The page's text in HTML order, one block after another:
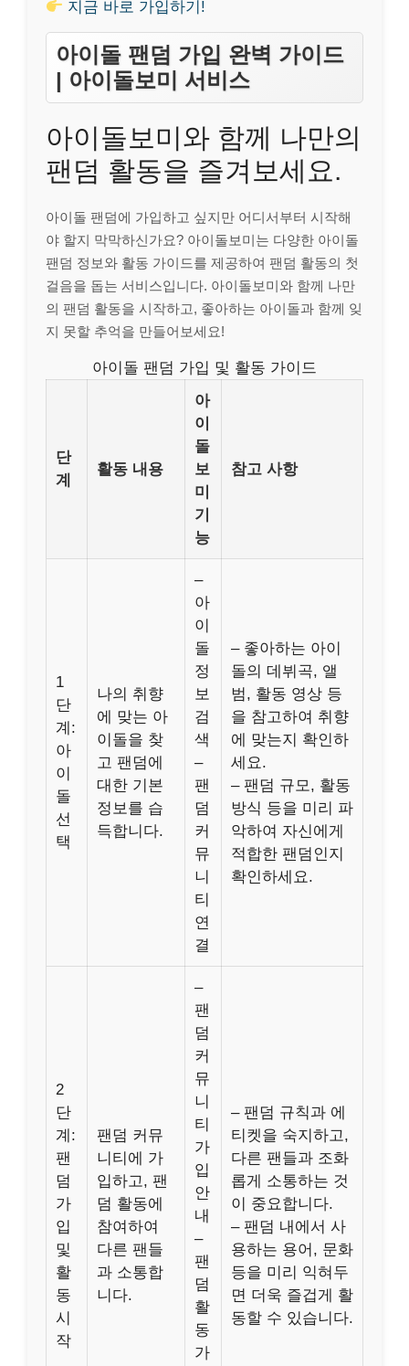
지금 바로 가입하기!
아이돌 팬덤 가입 완벽 가이드
| 아이돌보미 서비스
아이돌보미와 함께 나만의
팬덤 활동을 즐겨보세요.
아이돌 팬덤에 가입하고 싶지만 어디서부터 시작해
야 할지 막막하신가요? 아이돌보미는 다양한 아이돌
팬덤 정보와 활동 가이드를 제공하여 팬덤 활동의 첫
걸음을 돕는 서비스입니다. 아이돌보미와 함께 나만
의 팬덤 활동을 시작하고, 좋아하는 아이돌과 함께 잊
지 못할 추억을 만들어보세요!
아이돌 팬덤 가입 및 활동 가이드
단
계
활동 내용
아
이
돌
보
미
기
능
참고 사항
1
단
계:
아
이
돌
선
택
나의 취향
에 맞는 아
이돌을 찾
고 팬덤에
대한 기본
정보를 습
득합니다.
–
아
이
돌
정
보
검
색
–
팬
덤
커
뮤
니
티
연
결
– 좋아하는 아이
돌의 데뷔곡, 앨
범, 활동 영상 등
을 참고하여 취향
에 맞는지 확인하
세요.
– 팬덤 규모, 활동
방식 등을 미리 파
악하여 자신에게
적합한 팬덤인지
확인하세요.
2
단
계:
팬
덤
가
입
및
활
동
시
작
팬덤 커뮤
니티에 가
입하고, 팬
덤 활동에
참여하여
다른 팬들
과 소통합
니다.
–
팬
덤
커
뮤
니
티
가
입
안
내
–
팬
덤
활
동
가
– 팬덤 규칙과 에
티켓을 숙지하고,
다른 팬들과 조화
롭게 소통하는 것
이 중요합니다.
– 팬덤 내에서 사
용하는 용어, 문화
등을 미리 익혀두
면 더욱 즐겁게 활
동할 수 있습니다.